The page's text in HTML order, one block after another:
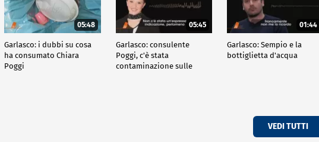
05:48
Garlasco: i dubbi su cosa
ha consumato Chiara
Poggi
05:45
Garlasco: consulente
Poggi, c'è stata
contaminazione sulle
01:44
Garlasco: Sempio e la
bottiglietta d'acqua
VEDI TUTTI